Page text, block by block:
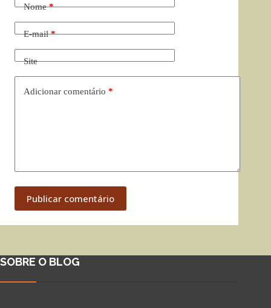
Nome*
E-mail*
Site
Adicionar comentário *
Publicar comentário
SOBRE O BLOG